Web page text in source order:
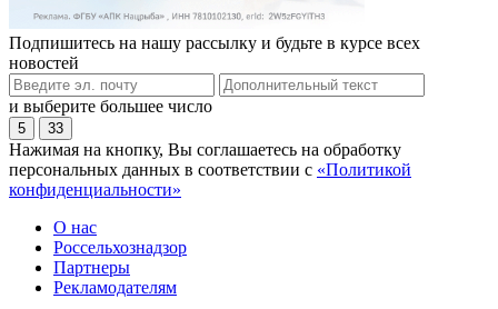
Подпишитесь на нашу рассылку и будьте в курсе всех
новостей
и выберите большее число
5 33
Нажимая на кнопку, Вы соглашаетесь на обработку
персональных данных в соответствии с «Политикой
конфиденциальности»
О нас
Россельхознадзор
Партнеры
Рекламодателям